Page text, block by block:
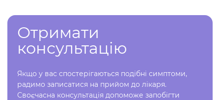
Отримати
консультацію
Якщо у вас спостерігаються подібні симптоми,
радимо записатися на прийом до лікаря.
Своєчасна консультація допоможе запобігти